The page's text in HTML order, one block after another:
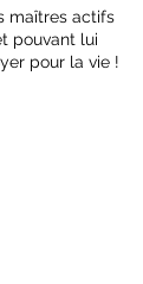
maîtres actifs
pouvant lui
pour la vie !